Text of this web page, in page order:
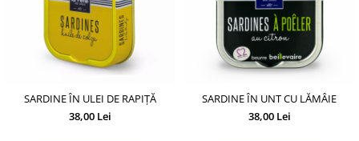
SARDINE ÎN ULEI DE RAPIȚĂ
38,00 Lei
SARDINE ÎN UNT CU LĂMÂIE
38,00 Lei